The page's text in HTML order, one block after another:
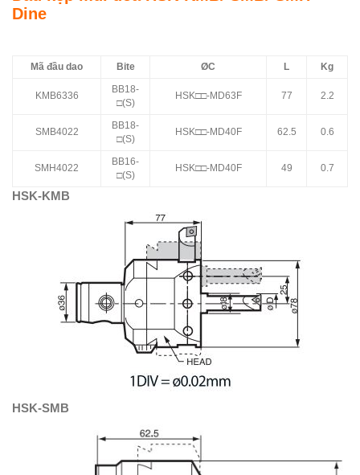
Dine
Mã đầu dao Bite ØC L Kg
KMB6336
BB18-
□(S)
HSK□□-MD63F 77 2.2
SMB4022
BB18-
□(S)
HSK□□-MD40F 62.5 0.6
SMH4022
BB16-
□(S)
HSK□□-MD40F 49 0.7
HSK-KMB
HSK-SMB